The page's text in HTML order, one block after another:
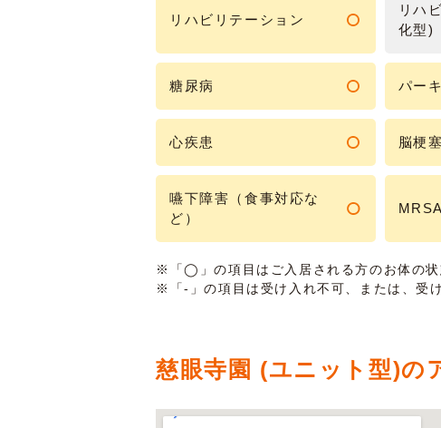
リハビリテーション
リハ
化型)
糖尿病 パー
心疾患 脳梗
嚥下障害（食事対応な
ど）
MRSA
※「◯」の項目はご入居される方のお体の状
※「-」の項目は受け入れ不可、または、受
慈眼寺園 (ユニット型)の